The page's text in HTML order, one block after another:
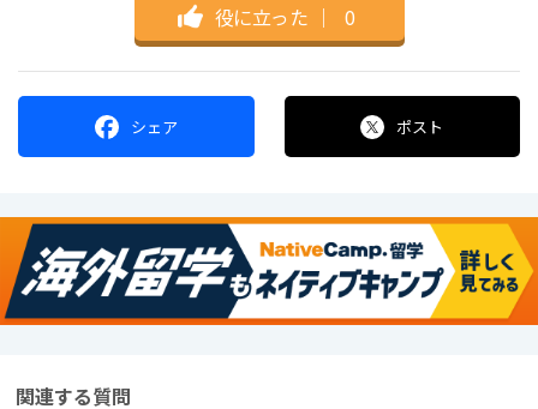
役に立った ｜ 0
シェア ポスト
関連する質問